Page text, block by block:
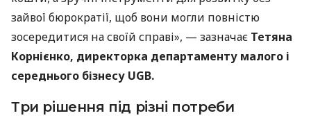
зайвої бюрократії, щоб вони могли повністю
зосередитися на своїй справі», — зазначає Тетяна
Корнієнко, директорка департаменту малого і
середнього бізнесу UGB.
Три рішення під різні потреби